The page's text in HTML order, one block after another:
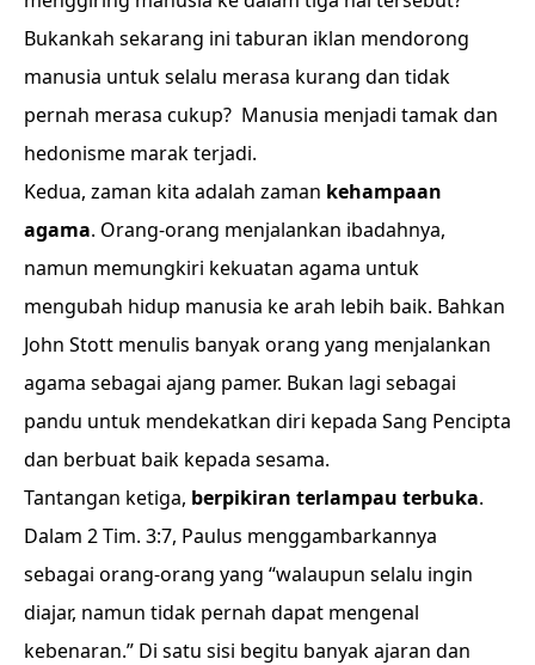
Bukankah sekarang ini taburan iklan mendorong
manusia untuk selalu merasa kurang dan tidak
pernah merasa cukup? Manusia menjadi tamak dan
hedonisme marak terjadi.
Kedua, zaman kita adalah zaman kehampaan
agama. Orang-orang menjalankan ibadahnya,
namun memungkiri kekuatan agama untuk
mengubah hidup manusia ke arah lebih baik. Bahkan
John Stott menulis banyak orang yang menjalankan
agama sebagai ajang pamer. Bukan lagi sebagai
pandu untuk mendekatkan diri kepada Sang Pencipta
dan berbuat baik kepada sesama.
Tantangan ketiga, berpikiran terlampau terbuka.
Dalam 2 Tim. 3:7, Paulus menggambarkannya
sebagai orang-orang yang “walaupun selalu ingin
diajar, namun tidak pernah dapat mengenal
kebenaran.” Di satu sisi begitu banyak ajaran dan